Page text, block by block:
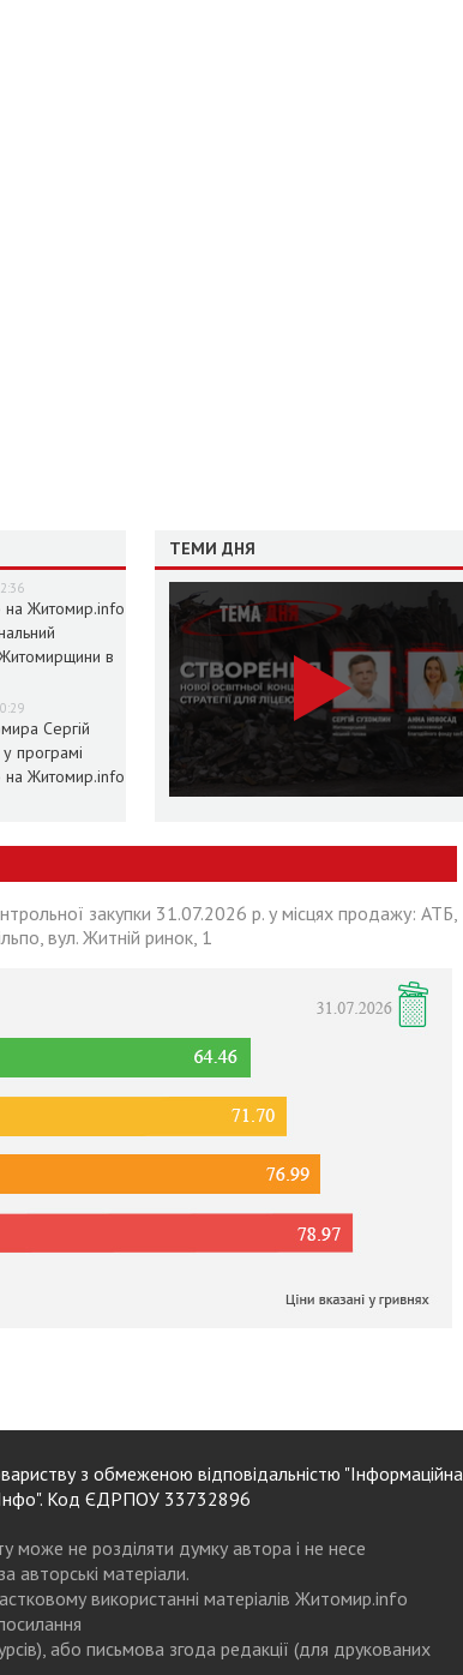
на Житомир.info
в
Сергій
програмі
на Житомир.info
ТЕМИ ДНЯ
закупки 31.07.2026 р. у місцях продажу: АТБ,
вул. Житній ринок, 1
з обмеженою відповідальністю "Інформаційна
Код ЄДРПОУ 33732896
може не розділяти думку автора і не несе
авторські матеріали.
використанні матеріалів Житомир.info
або письмова згода редакції (для друкованих